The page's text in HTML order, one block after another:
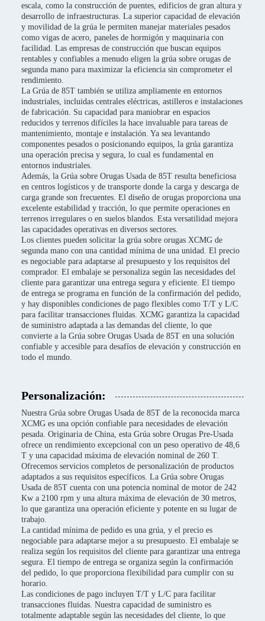
escala, como la construcción de puentes, edificios de gran altura y
desarrollo de infraestructuras. La superior capacidad de elevación
y movilidad de la grúa le permiten manejar materiales pesados
como vigas de acero, paneles de hormigón y maquinaria con
facilidad. Las empresas de construcción que buscan equipos
rentables y confiables a menudo eligen la grúa sobre orugas de
segunda mano para maximizar la eficiencia sin comprometer el
rendimiento.
La Grúa de 85T también se utiliza ampliamente en entornos
industriales, incluidas centrales eléctricas, astilleros e instalaciones
de fabricación. Su capacidad para maniobrar en espacios
reducidos y terrenos difíciles la hace invaluable para tareas de
mantenimiento, montaje e instalación. Ya sea levantando
componentes pesados o posicionando equipos, la grúa garantiza
una operación precisa y segura, lo cual es fundamental en
entornos industriales.
Además, la Grúa sobre Orugas Usada de 85T resulta beneficiosa
en centros logísticos y de transporte donde la carga y descarga de
carga grande son frecuentes. El diseño de orugas proporciona una
excelente estabilidad y tracción, lo que permite operaciones en
terrenos irregulares o en suelos blandos. Esta versatilidad mejora
las capacidades operativas en diversos sectores.
Los clientes pueden solicitar la grúa sobre orugas XCMG de
segunda mano con una cantidad mínima de una unidad. El precio
es negociable para adaptarse al presupuesto y los requisitos del
comprador. El embalaje se personaliza según las necesidades del
cliente para garantizar una entrega segura y eficiente. El tiempo
de entrega se programa en función de la confirmación del pedido,
y hay disponibles condiciones de pago flexibles como T/T y L/C
para facilitar transacciones fluidas. XCMG garantiza la capacidad
de suministro adaptada a las demandas del cliente, lo que
convierte a la Grúa sobre Orugas Usada de 85T en una solución
confiable y accesible para desafíos de elevación y construcción en
todo el mundo.
Personalización:
Nuestra Grúa sobre Orugas Usada de 85T de la reconocida marca
XCMG es una opción confiable para necesidades de elevación
pesada. Originaria de China, esta Grúa sobre Orugas Pre-Usada
ofrece un rendimiento excepcional con un peso operativo de 48,6
T y una capacidad máxima de elevación nominal de 260 T.
Ofrecemos servicios completos de personalización de productos
adaptados a sus requisitos específicos. La Grúa sobre Orugas
Usada de 85T cuenta con una potencia nominal de motor de 242
Kw a 2100 rpm y una altura máxima de elevación de 30 metros,
lo que garantiza una operación eficiente y potente en su lugar de
trabajo.
La cantidad mínima de pedido es una grúa, y el precio es
negociable para adaptarse mejor a su presupuesto. El embalaje se
realiza según los requisitos del cliente para garantizar una entrega
segura. El tiempo de entrega se organiza según la confirmación
del pedido, lo que proporciona flexibilidad para cumplir con su
horario.
Las condiciones de pago incluyen T/T y L/C para facilitar
transacciones fluidas. Nuestra capacidad de suministro es
totalmente adaptable según las necesidades del cliente, lo que